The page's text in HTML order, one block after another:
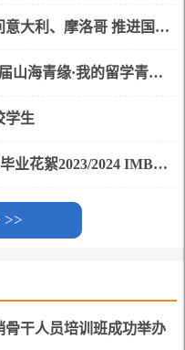
国际创新转化学院访问意大利、摩洛哥 推进国际合作与招生
学院留学生参加“第七届山海青缘·我的留学青岛故事”才艺大赛
学生
2023/2024届国际MBA毕业花絮2023/2024 IMBA Graduation Moments
>>
干人员培训班成功举办